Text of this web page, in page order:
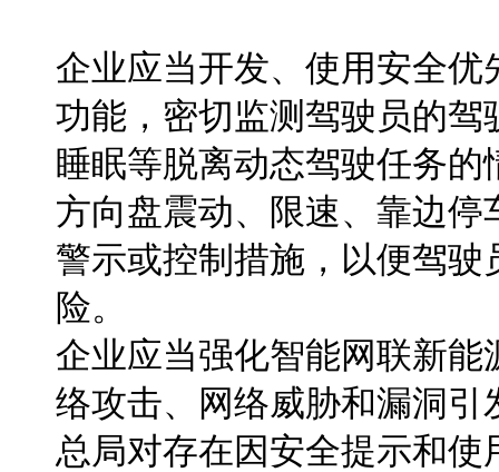
企业应当开发、使用安全
功能，密切监测驾驶员的
睡眠等脱离动态驾驶任务
方向盘震动、限速、靠边
警示或控制措施，以便驾
险。
企业应当强化智能网联新
络攻击、网络威胁和漏洞
总局对存在因安全提示和